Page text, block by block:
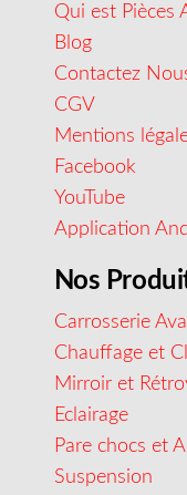
Qui est Pièces
Blog
Contactez
CGV
Mentions
Facebook
YouTube
Application
Nos
Carrosserie
Chauffage et
Mirroir et
Eclairage
Pare chocs et
Suspension